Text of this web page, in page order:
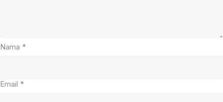
Nama *
Email *